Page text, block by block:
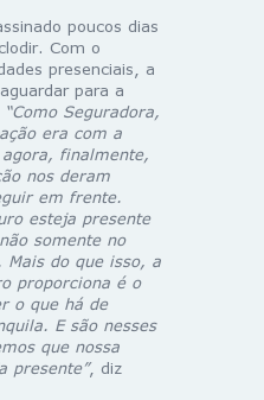
poucos dias
Com o
presenciais, a
para a
“Como Seguradora,
era com a
finalmente,
nos deram
em frente.
esteja presente
somente no
do que isso, a
proporciona é o
o que há de
E são nesses
que nossa
presente”, diz